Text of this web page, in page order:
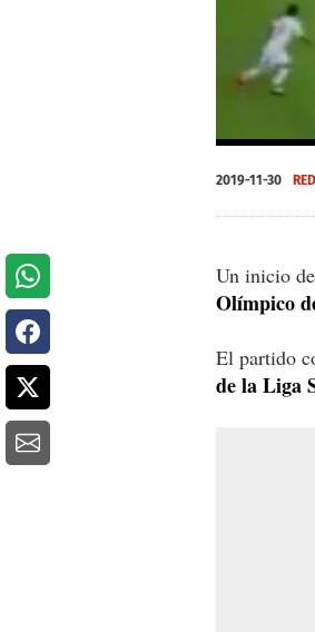
seconds
of
2019-11-30
Un inicio
Olímpico
El partido
de la Liga